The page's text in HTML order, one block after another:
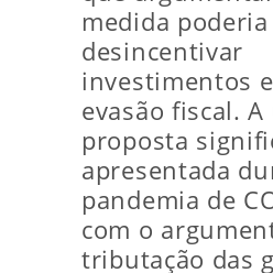
medida poderia
desincentivar
investimentos
evasão fiscal.
proposta
apresentada
pandemia de
com o
tributação das